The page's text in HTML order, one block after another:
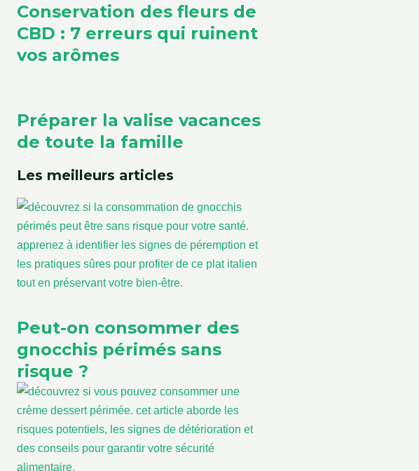
Conservation des fleurs de
CBD : 7 erreurs qui ruinent
vos arômes
Préparer la valise vacances
de toute la famille
Les meilleurs articles
Peut-on consommer des
gnocchis périmés sans
risque ?